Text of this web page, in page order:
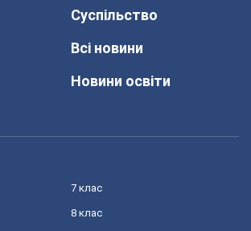
Суспільство
Всі новини
Новини освіти
7 клас
8 клас